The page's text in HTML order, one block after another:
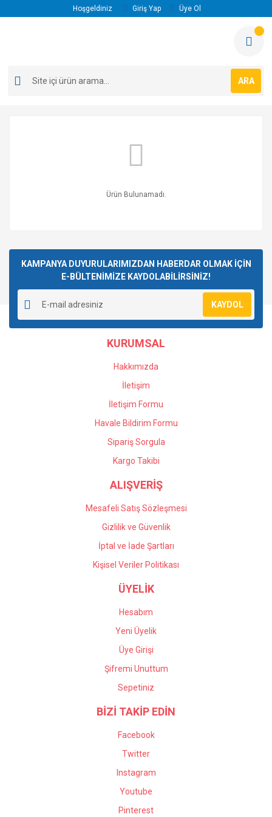
Hoşgeldiniz Giriş Yap Üye Ol
ARA
Ürün Bulunamadı.
KAMPANYA DUYURULARIMIZDAN HABERDAR OLMAK İÇİN
E-BÜLTENİMİZE KAYDOLABİLİRSİNİZ!
KAYDOL
KURUMSAL
Hakkımızda
İletişim
İletişim Formu
Havale Bildirim Formu
Sipariş Sorgula
Kargo Takibi
ALIŞVERİŞ
Mesafeli Satış Sözleşmesi
Gizlilik ve Güvenlik
İptal ve İade Şartları
Kişisel Veriler Politikası
ÜYELİK
Hesabım
Yeni Üyelik
Üye Girişi
Şifremi Unuttum
Sepetiniz
BİZİ TAKİP EDİN
Facebook
Twitter
Instagram
Youtube
Pinterest